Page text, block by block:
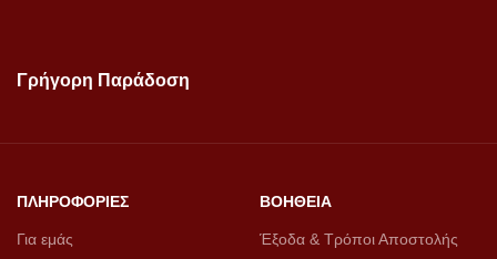
Γρήγορη Παράδοση
ΠΛΗΡΟΦΟΡΙΕΣ
Για εμάς
ΒΟΗΘΕΙΑ
Έξοδα & Τρόποι Αποστολής